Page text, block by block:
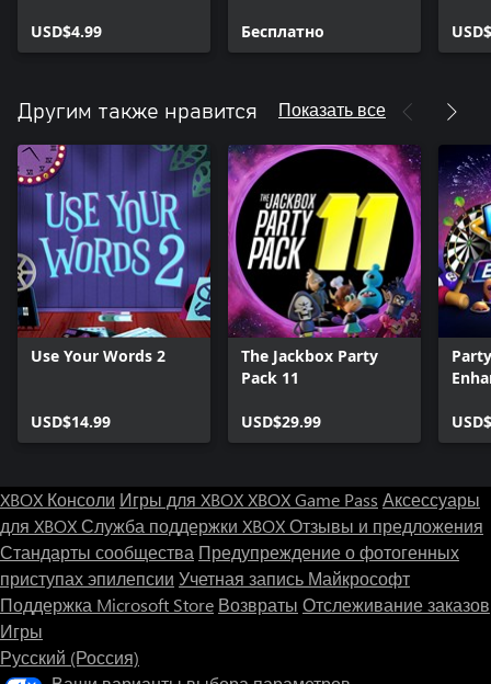
USD$4.99 Бесплатно
Другим также нравится Показать все
Use Your Words 2
USD$14.99
The Jackbox Party
Pack 11
USD$29.99
XBOX Консоли Игры для XBOXXBOX Game Pass Аксессуары
для XBOXСлужба поддержки XBOXОтзывы и предложения
Стандарты сообщества Предупреждение о фотогенных
приступах эпилепсии Учетная запись Майкрософт
Поддержка Microsoft Store Возвраты Отслеживание заказов
Игры
Русский (Россия)